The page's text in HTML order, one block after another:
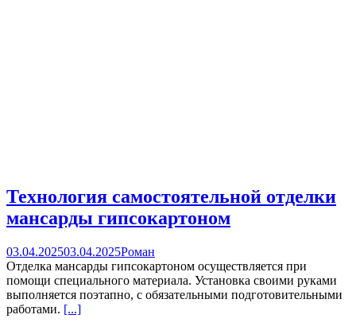
Технология самостоятельной отделки
мансарды гипсокартоном
03.04.202503.04.2025Роман
Отделка мансарды гипсокартоном осуществляется при
помощи специального материала. Установка своими руками
выполняется поэтапно, с обязательными подготовительными
работами. [...]